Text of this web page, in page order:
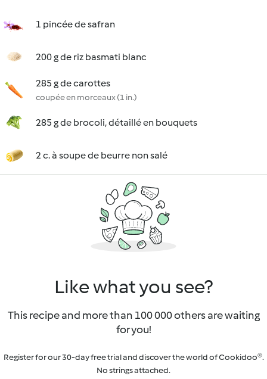
1 pincée de safran
200 g de riz basmati blanc
285 g de carottes
coupée en morceaux (1 in.)
285 g de brocoli, détaillé en bouquets
2 c. à soupe de beurre non salé
Like what you see?
This recipe and more than 100 000 others are waiting
for you!
Register for our 30-day free trial and discover the world of Cookidoo®.
No strings attached.